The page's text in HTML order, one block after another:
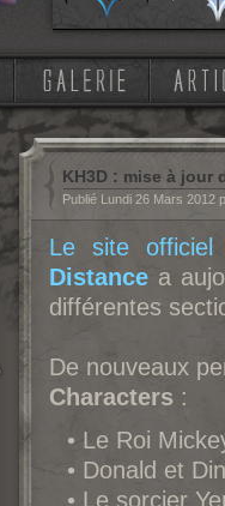
KH3D : mise à
Publié Lundi 26 Mars 2012
Le site officiel
Distance a
différentes
De nouveaux
Characters :
• Le Roi
• Donald et
• Le sorcier